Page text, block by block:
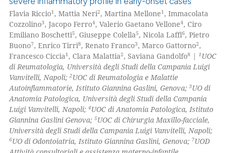
Supporting
Mentioning
Contrasting
how this article has been
atscite.ai
shows how a scientific paper
been cited by providing the
Flavia Riccio1, Mattia Neri2, Martina Mellone1, Immacolata
Cozzolino3, Jacopo Ferro4, Valerio Gaetano Vellone4, Ciro
Emiliano Boschetti5, Giuseppe Colella5, Nicola Laffi6, Pietro
Buono7, Enrico Tirri8, Renato Franco3, Marco Gattorno2,
Francesco Ciccia1, Clara Malattia2, Saviana Gandolfo8 |1 UOC
di Reumatologia, Università degli Studi della Campania Luigi
Vanvitelli, Napoli;2UOC di Reumatologia e Malattie
Autoinfiammatorie, Istituto Giannina Gaslini, Genova;3UO di
Anatomia Patologica, Università degli Studi della Campania
Luigi Vanvitelli, Napoli;4UOC di Anatomia Patologica, Istituto
Giannina Gaslini Genova;5UOC di Chirurgia Maxillo-facciale,
Università degli Studi della Campania Luigi Vanvitelli, Napoli;
6UO di Odontoiatria, Istituto Giannina Gaslini, Genova; 7UOD